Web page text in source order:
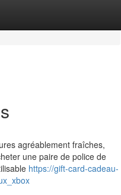
agréablement fraîches,
une paire de police de
https://gift-card-cadeau-